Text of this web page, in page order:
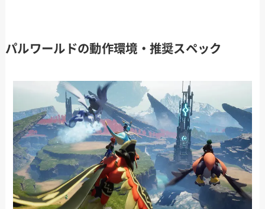
パルワールドの動作環境・推奨スペック